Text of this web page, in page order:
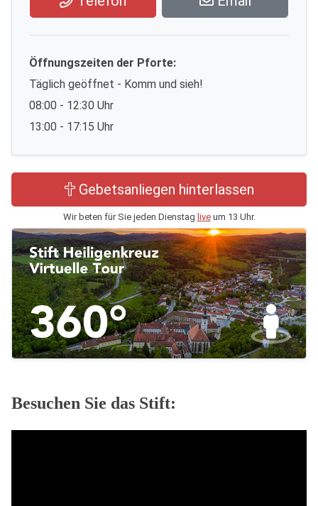
Öffnungszeiten der Pforte:
Täglich geöffnet - Komm und sieh!
08:00 - 12:30 Uhr
13:00 - 17:15 Uhr
Gebetsanliegen hinterlassen
Wir beten für Sie jeden Dienstag liveum 13 Uhr.
Besuchen Sie das Stift: